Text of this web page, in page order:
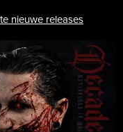
nieuwe releases